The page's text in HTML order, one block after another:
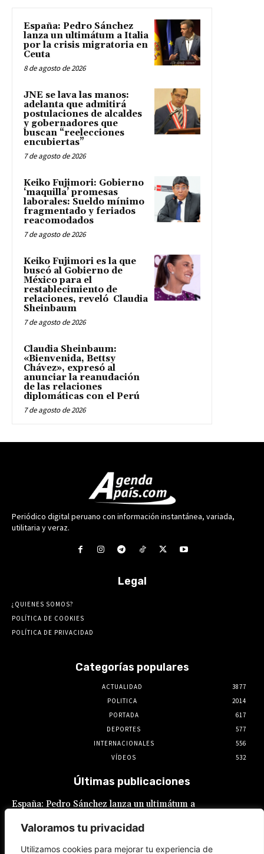
Valoramos tu privacidad
Utilizamos cookies para mejorar tu experiencia de
España: Pedro Sánchez
lanza un ultimátum a Italia
por la crisis migratoria en
Ceuta
8 de agosto de 2026
JNE se lava las manos:
adelanta que admitirá
postulaciones de alcaldes
y gobernadores que
buscan “reelecciones
encubiertas”
7 de agosto de 2026
Keiko Fujimori: Gobierno
‘maquilla’ promesas
laborales: Sueldo mínimo
fragmentado y feriados
reacomodados
7 de agosto de 2026
Keiko Fujimori es la que
buscó al Gobierno de
México para el
restablecimiento de
relaciones, reveló Claudia
Sheinbaum
7 de agosto de 2026
Claudia Sheinbaum:
«Bienvenida, Bettsy
Chávez», expresó al
anunciar la reanudación
de las relaciones
diplomáticas con el Perú
7 de agosto de 2026
Periódico digital peruano con información instantánea, variada,
utilitaria y veraz.
Legal
¿QUIENES SOMOS?
POLÍTICA DE COOKIES
POLÍTICA DE PRIVACIDAD
Categorías populares
ACTUALIDAD
3877
POLITICA
2014
PORTADA
617
DEPORTES
577
INTERNACIONALES
556
VÍDEOS
532
Últimas publicaciones
España: Pedro Sánchez lanza un ultimátum a
8 de agosto de 2026